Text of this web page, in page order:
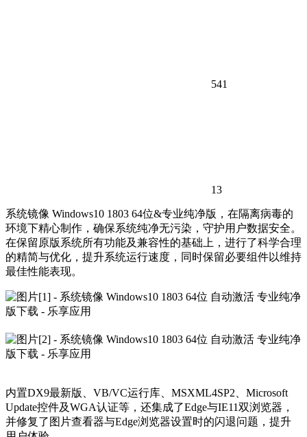
541
13
系统镜像 Windows10 1803 64位&专业纯净版，在隔离病毒的
环境下精心制作，确保系统纯净无污染，守护用户数据安全。
在保留原版系统所有功能及兼容性的基础上，进行了科学合理
的精简与优化，提升系统运行速度，同时保留必要组件以维持
最佳性能表现。
内置DX9最新版、VB/VC运行库、MSXML4SP2、Microsoft
Update控件及WGA认证等，还集成了Edge与IE11双浏览器，
并修复了图片查看器与Edge浏览器设置时的闪退问题，提升